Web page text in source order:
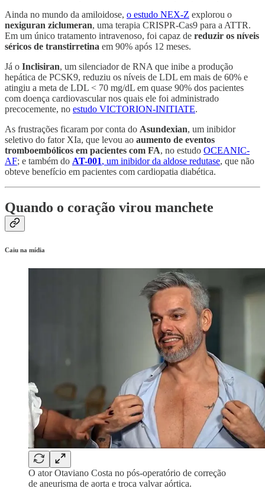
Ainda no mundo da amiloidose, o estudo NEX-Z explorou o
nexiguran ziclumeran, uma terapia CRISPR-Cas9 para a ATTR.
Em um único tratamento intravenoso, foi capaz de reduzir os níveis
séricos de transtirretina em 90% após 12 meses.
Já o Inclisiran, um silenciador de RNA que inibe a produção
hepática de PCSK9, reduziu os níveis de LDL em mais de 60% e
atingiu a meta de LDL < 70 mg/dL em quase 90% dos pacientes
com doença cardiovascular nos quais ele foi administrado
precocemente, no estudo VICTORION-INITIATE.
As frustrações ficaram por conta do Asundexian, um inibidor
seletivo do fator XIa, que levou ao aumento de eventos
tromboembólicos em pacientes com FA, no estudo OCEANIC-
AF; e também do AT-001, um inibidor da aldose redutase, que não
obteve benefício em pacientes com cardiopatia diabética.
Quando o coração virou manchete
Caiu na mídia
O ator Otaviano Costa no pós-operatório de correção
de aneurisma de aorta e troca valvar aórtica.